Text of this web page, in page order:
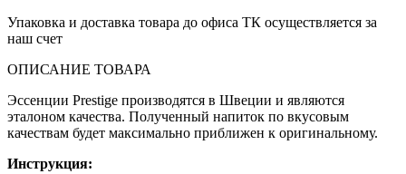
Упаковка и доставка товара до офиса ТК осуществляется за
наш счет
ОПИСАНИЕ ТОВАРА
Эссенции Prestige производятся в Швеции и являются
эталоном качества. Полученный напиток по вкусовым
качествам будет максимально приближен к оригинальному.
Инструкция: